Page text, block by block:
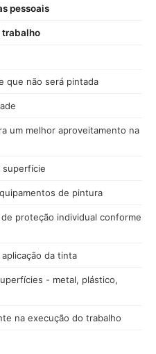
pessoais
trabalho
que não será pintada
um melhor aproveitamento na
superfície
de pintura
proteção individual conforme
da tinta
- metal, plástico,
na execução do trabalho